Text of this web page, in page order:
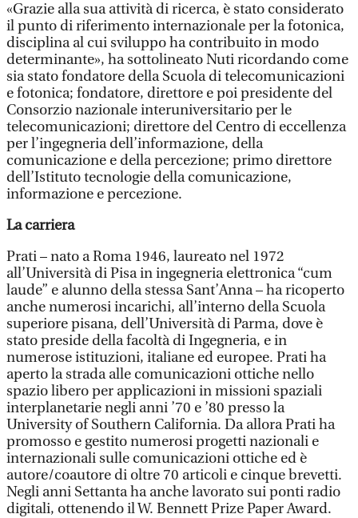
«Grazie alla sua attività di ricerca, è stato considerato
il punto di riferimento internazionale per la fotonica,
disciplina al cui sviluppo ha contribuito in modo
determinante», ha sottolineato Nuti ricordando come
sia stato fondatore della Scuola di telecomunicazioni
e fotonica; fondatore, direttore e poi presidente del
Consorzio nazionale interuniversitario per le
telecomunicazioni; direttore del Centro di eccellenza
per l’ingegneria dell’informazione, della
comunicazione e della percezione; primo direttore
dell’Istituto tecnologie della comunicazione,
informazione e percezione.
La carriera
Prati – nato a Roma 1946, laureato nel 1972
all’Università di Pisa in ingegneria elettronica “cum
laude” e alunno della stessa Sant’Anna – ha ricoperto
anche numerosi incarichi, all’interno della Scuola
superiore pisana, dell’Università di Parma, dove è
stato preside della facoltà di Ingegneria, e in
numerose istituzioni, italiane ed europee. Prati ha
aperto la strada alle comunicazioni ottiche nello
spazio libero per applicazioni in missioni spaziali
interplanetarie negli anni ’70 e ’80 presso la
University of Southern California. Da allora Prati ha
promosso e gestito numerosi progetti nazionali e
internazionali sulle comunicazioni ottiche ed è
autore/coautore di oltre 70 articoli e cinque brevetti.
Negli anni Settanta ha anche lavorato sui ponti radio
digitali, ottenendo il W. Bennett Prize Paper Award.